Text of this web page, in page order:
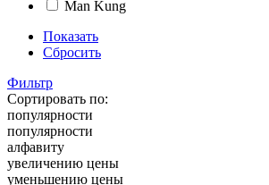
Man Kung
Показать
Сбросить
Фильтр
Сортировать по:
популярности
популярности
алфавиту
увеличению цены
уменьшению цены